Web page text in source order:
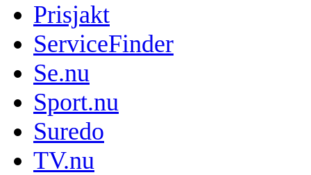
Prisjakt
ServiceFinder
Se.nu
Sport.nu
Suredo
TV.nu